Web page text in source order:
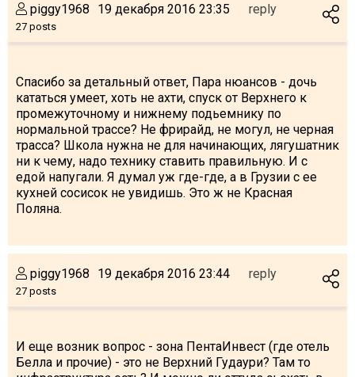
piggy1968
27 posts
19 декабря 2016 23:35 reply
Спасибо за детальный ответ, Пара нюансов - дочь
кататься умеет, хоть не ахти, спуск от Верхнего к
промежуточному и нижнему подьемнику по
нормальной трассе? Не фрирайд, не могул, не черная
трасса? Школа нужна не для начинающих, лягушатник
ни к чему, надо технику ставить правильную. И с
едой напугали. Я думал уж где-где, а в Грузии с ее
кухней сосисок не увидишь. Это ж не Красная
Поляна.
piggy1968
27 posts
19 декабря 2016 23:44 reply
И еще возник вопрос - зона ПентаИнвест (где отель
Белла и прочие) - это не Верхний Гудаури? Там то